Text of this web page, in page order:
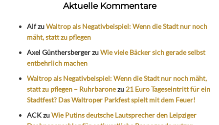
Aktuelle Kommentare
AlfzuWaltrop als Negativbeispiel: Wenn die Stadt nur noch
mäht, statt zu pflegen
Axel GünthersbergerzuWie viele Bäcker sich gerade selbst
entbehrlich machen
Waltrop als Negativbeispiel: Wenn die Stadt nur noch mäht,
statt zu pflegen – Ruhrbaronezu 21 Euro Tageseintritt für ein
Stadtfest? Das Waltroper Parkfest spielt mit dem Feuer!
ACKzuWie Putins deutsche Lautsprecher den Leipziger